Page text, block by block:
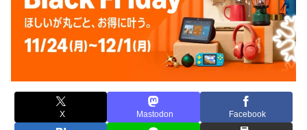
X Mastodon Facebook